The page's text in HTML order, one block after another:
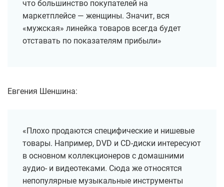
что большинство покупателей на
маркетплейсе — женщины. Значит, вся
«мужская» линейка товаров всегда будет
отставать по показателям прибыли»
Евгения Шеншина:
«Плохо продаются специфические и нишевые
товары. Например, DVD и CD-диски интересуют
в основном коллекционеров с домашними
аудио- и видеотеками. Сюда же относятся
непопулярные музыкальные инструменты